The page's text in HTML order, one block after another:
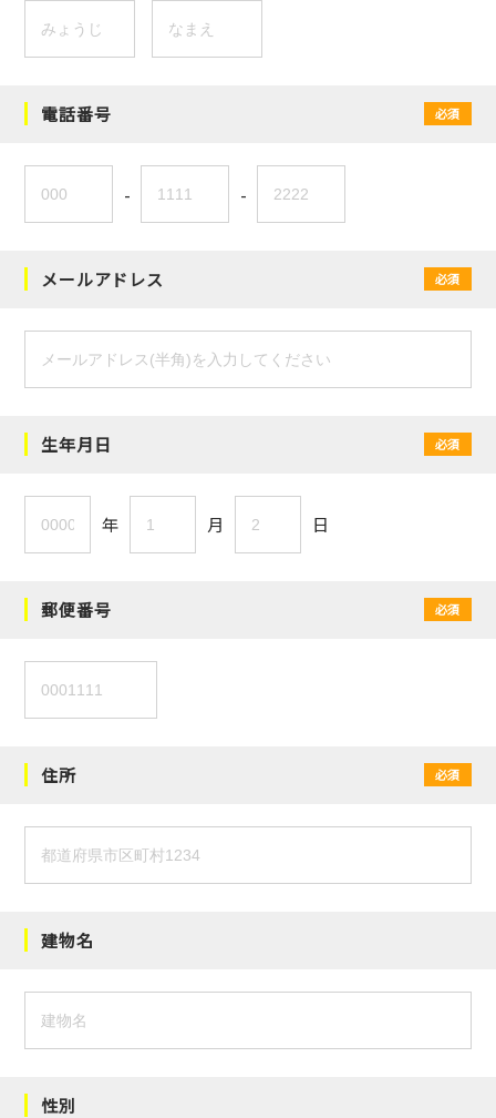
電話番号 必須
- -
メールアドレス 必須
生年月日 必須
年 月 日
郵便番号 必須
住所 必須
建物名
性別